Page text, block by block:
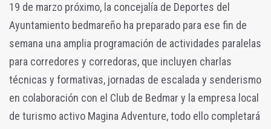
19 de marzo próximo, la concejalía de Deportes del
Ayuntamiento bedmareño ha preparado para ese fin de
semana una amplia programación de actividades paralelas
para corredores y corredoras, que incluyen charlas
técnicas y formativas, jornadas de escalada y senderismo
en colaboración con el Club de Bedmar y la empresa local
de turismo activo Magina Adventure, todo ello completará